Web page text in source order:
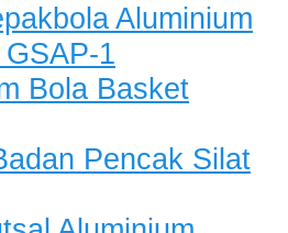
Aluminium
1
Bola Basket
Pencak Silat